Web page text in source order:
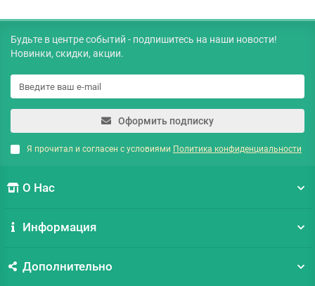
Будьте в центре событий - подпишитесь на наши новости!
Новинки, скидки, акции.
Оформить подписку
Я прочитал и согласен с условиями Политика конфиденциальности
О Нас
Информация
Дополнительно